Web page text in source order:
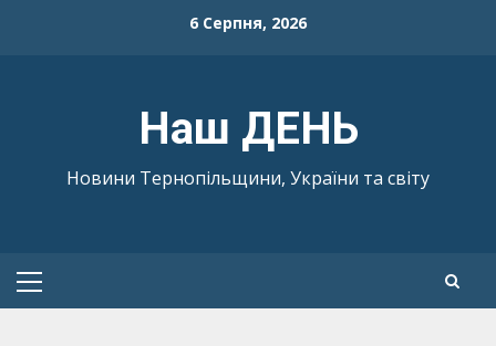
6 Серпня, 2026
Наш ДЕНЬ
Новини Тернопільщини, України та світу
Primary